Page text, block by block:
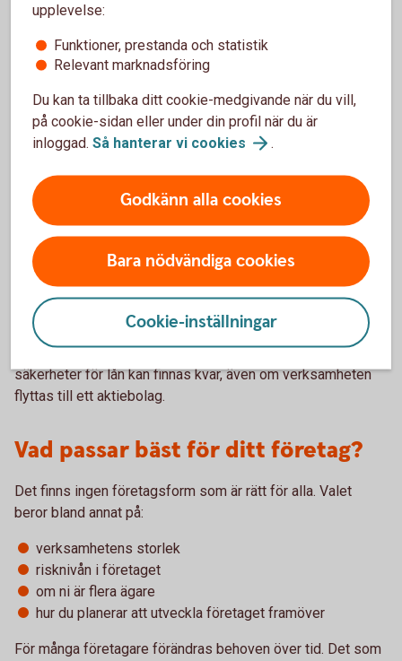
Många företagare väljer att starta aktiebolag när
verksamheten har vuxit eller när riskerna ökar.
För att starta ett aktiebolag krävs ett aktiekapital på minst
25 000 kronor. Kapitalet kan bestå av pengar eller i vissa
fall andra tillgångar, till exempel inventarier, så kallad
Om du flyttar verksamheten från en enskild firma till ett
aktiebolag kan det vara klokt att:
diskutera förändringen med bank eller
redovisningskonsult
planera övergången i god tid
informera kunder och leverantörer
Det är också viktigt att komma ihåg att personliga
säkerheter för lån kan finnas kvar, även om verksamheten
flyttas till ett aktiebolag.
Vad passar bäst för ditt företag?
Det finns ingen företagsform som är rätt för alla. Valet
beror bland annat på:
verksamhetens storlek
risknivån i företaget
om ni är flera ägare
hur du planerar att utveckla företaget framöver
För många företagare förändras behoven över tid. Det som
upplevelse:
Funktioner, prestanda och statistik
Relevant marknadsföring
Du kan ta tillbaka ditt cookie-medgivande när du vill,
på cookie-sidan eller under din profil när du är
inloggad. Så hanterar vi cookies .
Godkänn alla cookies
Bara nödvändiga cookies
Cookie-inställningar